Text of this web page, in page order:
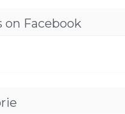
on Facebook